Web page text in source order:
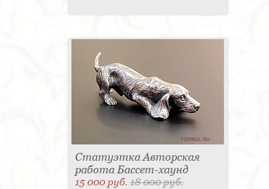
Статуэтка Авторская
работа Бассет-хаунд
15 000 руб.18 000 руб.